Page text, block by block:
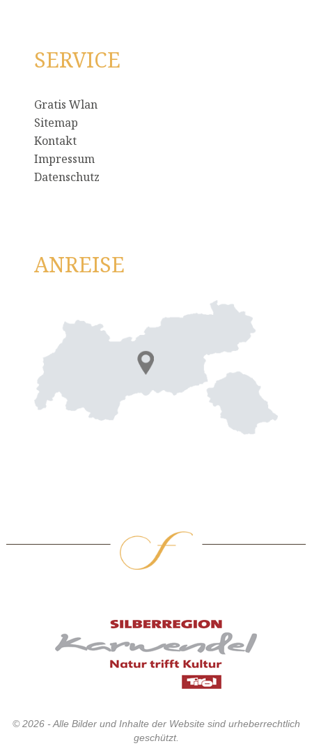
SERVICE
Gratis Wlan
Sitemap
Kontakt
Impressum
Datenschutz
ANREISE
© 2026 - Alle Bilder und Inhalte der Website sind urheberrechtlich
geschützt.